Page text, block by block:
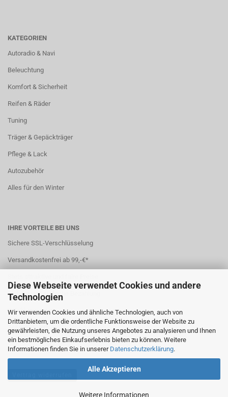
Diese Webseite verwendet Cookies und andere
Technologien
Wir verwenden Cookies und ähnliche Technologien, auch von
Drittanbietern, um die ordentliche Funktionsweise der Website zu
gewährleisten, die Nutzung unseres Angebotes zu analysieren und Ihnen
ein bestmögliches Einkaufserlebnis bieten zu können. Weitere
Informationen finden Sie in unserer Datenschutzerklärung.
Alle Akzeptieren
Weitere Informationen
KATEGORIEN
Autoradio & Navi
Beleuchtung
Komfort & Sicherheit
Reifen & Räder
Tuning
Träger & Gepäckträger
Pflege & Lack
Autozubehör
Alles für den Winter
IHRE VORTEILE BEI UNS
Sichere SSL-Verschlüsselung
Versandkostenfrei ab 99,-€*
Sichere und einfache Bezahlung
7 Zahlungsarten
Schneller Versand
*(Ausland abweichend)